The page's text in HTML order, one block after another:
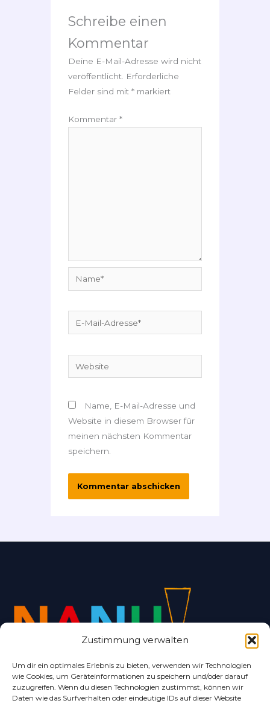
Zustimmung verwalten
Um dir ein optimales Erlebnis zu bieten, verwenden wir Technologien
wie Cookies, um Geräteinformationen zu speichern und/oder darauf
zuzugreifen. Wenn du diesen Technologien zustimmst, können wir
Daten wie das Surfverhalten oder eindeutige IDs auf dieser Website
Schreibe einen
Kommentar
Deine E-Mail-Adresse wird nicht
veröffentlicht.
Erforderliche
Felder sind mit* markiert
Kommentar*
Mail-
Website
Name, E-Mail-Adresse und
Website in diesem Browser für
meinen nächsten Kommentar
speichern.
Alles rund um Bad Nenndorf und Umgebung.